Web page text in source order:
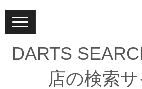
N
a
v
g
a
DARTS
店の検索サ